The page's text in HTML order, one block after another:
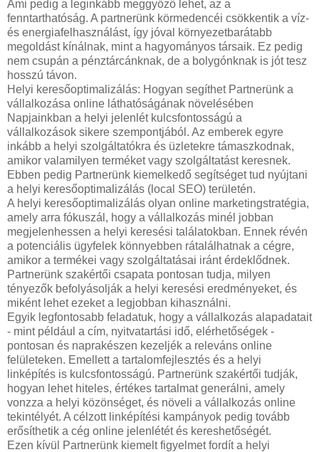
Ami pedig a leginkább meggyőző lehet, az a
fenntarthatóság. A partnerünk körmedencéi csökkentik a víz-
és energiafelhasználást, így jóval környezetbarátabb
megoldást kínálnak, mint a hagyományos társaik. Ez pedig
nem csupán a pénztárcánknak, de a bolygónknak is jót tesz
hosszú távon.
Helyi keresőoptimalizálás: Hogyan segíthet Partnerünk a
vállalkozása online láthatóságának növelésében
Napjainkban a helyi jelenlét kulcsfontosságú a
vállalkozások sikere szempontjából. Az emberek egyre
inkább a helyi szolgáltatókra és üzletekre támaszkodnak,
amikor valamilyen terméket vagy szolgáltatást keresnek.
Ebben pedig Partnerünk kiemelkedő segítséget tud nyújtani
a helyi keresőoptimalizálás (local SEO) területén.
A helyi keresőoptimalizálás olyan online marketingstratégia,
amely arra fókuszál, hogy a vállalkozás minél jobban
megjelenhessen a helyi keresési találatokban. Ennek révén
a potenciális ügyfelek könnyebben rátalálhatnak a cégre,
amikor a termékei vagy szolgáltatásai iránt érdeklődnek.
Partnerünk szakértői csapata pontosan tudja, milyen
tényezők befolyásolják a helyi keresési eredményeket, és
miként lehet ezeket a legjobban kihasználni.
Egyik legfontosabb feladatuk, hogy a vállalkozás alapadatait
- mint például a cím, nyitvatartási idő, elérhetőségek -
pontosan és naprakészen kezeljék a releváns online
felületeken. Emellett a tartalomfejlesztés és a helyi
linképítés is kulcsfontosságú. Partnerünk szakértői tudják,
hogyan lehet hiteles, értékes tartalmat generálni, amely
vonzza a helyi közönséget, és növeli a vállalkozás online
tekintélyét. A célzott linképítési kampányok pedig tovább
erősíthetik a cég online jelenlétét és kereshetőségét.
Ezen kívül Partnerünk kiemelt figyelmet fordít a helyi